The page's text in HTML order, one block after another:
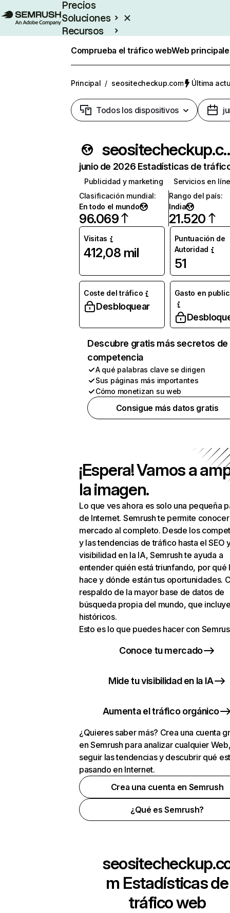
Precios
Soluciones
Recursos
Comprueba el tráfico webWeb
Principal / seositecheckup.com Última
Todos los dispositivos
junio de 2026 Estadísticas de
Publicidad y marketing
Servicios en
Clasificación mundial:
En todo el mundo
96.069
Rango del país:
India
21.520
Visitas
412,08 mil
Puntuación de
Autoridad
51
Coste del tráfico
Desbloquear
Gasto en
Descubre gratis más secretos de
competencia
A qué palabras clave se dirigen
Sus páginas más importantes
Cómo monetizan su web
Consigue más datos gratis
¡Espera! Vamos a
la imagen.
Lo que ves ahora es solo una pequeña
de Internet. Semrush te permite
mercado al completo. Desde los
y las tendencias de tráfico hasta el SEO
visibilidad en la IA, Semrush te ayuda a
entender quién está triunfando, por qué
hace y dónde están tus oportunidades.
respaldo de la mayor base de datos de
búsqueda propia del mundo, que
históricos.
Esto es lo que puedes hacer con
Conoce tu mercado
Mide tu visibilidad en la IA
Aumenta el tráfico orgánico
¿Quieres saber más? Crea una cuenta
en Semrush para analizar cualquier
seguir las tendencias y descubrir qué
pasando en Internet.
Crea una cuenta en Semrush
¿Qué es Semrush?
m Estadísticas de
tráfico web